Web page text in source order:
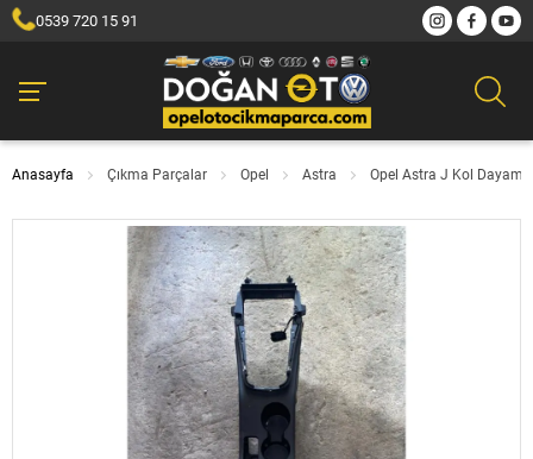
0539 720 15 91
Anasayfa Çıkma Parçalar Opel Astra Opel Astra J Kol